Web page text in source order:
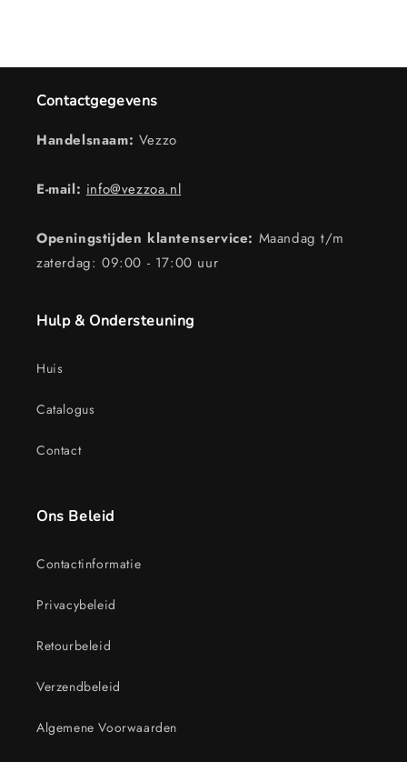
Contactgegevens
Handelsnaam: Vezzo
E-mail: info@vezzoa.nl
Openingstijden klantenservice: Maandag t/m
zaterdag: 09:00 - 17:00 uur
Hulp & Ondersteuning
Huis
Catalogus
Contact
Ons Beleid
Contactinformatie
Privacybeleid
Retourbeleid
Verzendbeleid
Algemene Voorwaarden